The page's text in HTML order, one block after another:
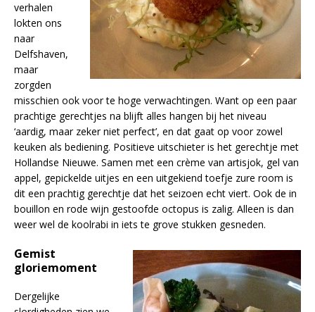
verhalen
lokten ons
naar
Delfshaven,
maar
zorgden
misschien ook voor te hoge verwachtingen. Want op een paar
prachtige gerechtjes na blijft alles hangen bij het niveau
‘aardig, maar zeker niet perfect’, en dat gaat op voor zowel
keuken als bediening. Positieve uitschieter is het gerechtje met
Hollandse Nieuwe. Samen met een crème van artisjok, gel van
appel, gepickelde uitjes en een uitgekiend toefje zure room is
dit een prachtig gerechtje dat het seizoen echt viert. Ook de in
bouillon en rode wijn gestoofde octopus is zalig. Alleen is dan
weer wel de koolrabi in iets te grove stukken gesneden.
Gemist
gloriemoment
Dergelijke